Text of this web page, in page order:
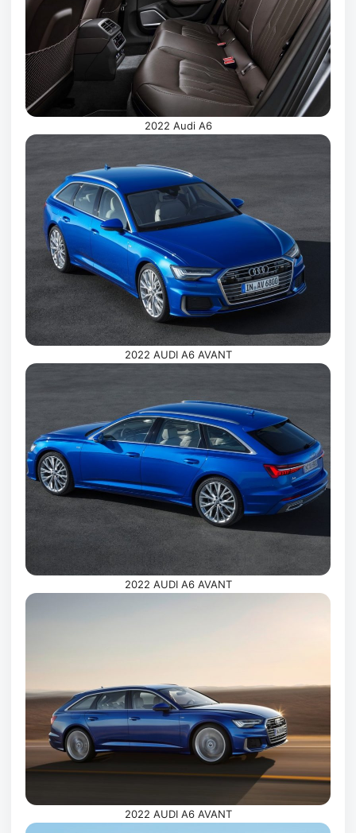
2022 Audi A6
2022 AUDI A6 AVANT
2022 AUDI A6 AVANT
2022 AUDI A6 AVANT